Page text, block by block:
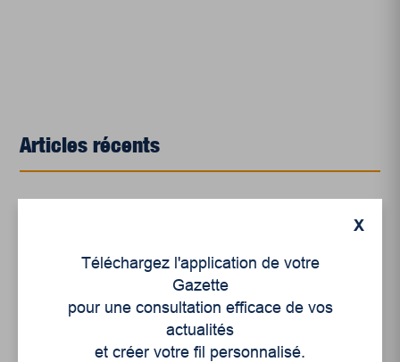
Articles récents
Juillet 2026
Le sport professionnel féminin : en mouvement,
en croissance
Et les politiques peinent à suivre
X
Téléchargez l'application de votre
Gazette
pour une consultation efficace de vos
actualités
et créer votre fil personnalisé.